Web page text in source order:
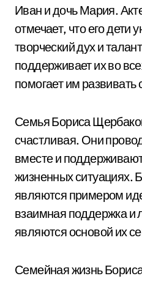
Иван и дочь Мария.
отмечает, что его дети
творческий дух и
поддерживает их во
помогает им развивать
Семья Бориса
счастливая. Они
вместе и
жизненных ситуациях.
являются примером
взаимная поддержка
являются основой их
Семейная жизнь